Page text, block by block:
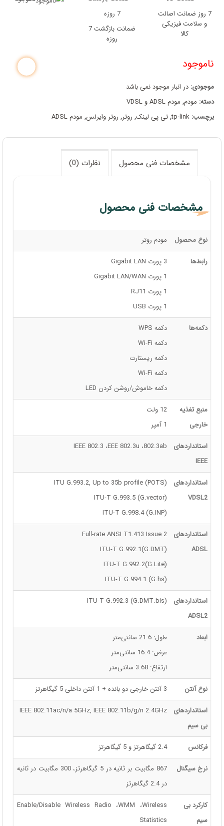
7 روز ضمانت اصالت
و سلامت فیزیکی
کالا
ضمانت بازگشت 7
روزه
ناموجود
موجودی: در انبار موجود نمی باشد
دسته: مودم, مودم ADSL و VDSL
برچسب: tp-link
,تی پی لینک, روتر, روتر وایرلس, مودم ADSL
مشخصات فنی محصول نظرات (0)
مشخصات فنی محصول
نوع محصول مودم روتر
رابط‌ها
3 پورت Gigabit LAN
1 پورت Gigabit LAN/WAN
1 پورت RJ11
1 پورت USB
دکمه‌ها
دکمه WPS
دکمه Wi-Fi
دکمه ریستارت
دکمه Wi-Fi
دکمه خاموش/روشن کردن LED
منبع تغذیه
خارجی
12 ولت
1 آمپر
استانداردهای
IEEE
IEEE 802.3 ،EEE 802.3u ،802.3ab
استانداردهای
VDSL2
ITU G.993.2, Up to 35b profile (POTS)
ITU-T G.993.5 (G.vector)
ITU-T G.998.4 (G.INP)
استانداردهای
ADSL
Full-rate ANSI T1.413 Issue 2
ITU-T G.992.1(G.DMT)
ITU-T G.992.2(G.Lite)
ITU-T G.994.1 (G.hs)
استانداردهای
ADSL2
ITU-T G.992.3 (G.DMT.bis)
ابعاد
طول: 21.6 سانتی‌متر
عرض: 16.4 سانتی‌متر
ارتفاع: 3.68 سانتی‌متر
نوع آنتن 3 آنتن خارجی دو بانده + 1 آنتن داخلی 5 گیگاهرتز
استانداردهای
بی سیم
IEEE 802.11ac/n/a 5GHz, IEEE 802.11b/g/n 2.4GHz
فرکانس 2.4 گیگاهرتز و 5 گیگاهرتز
نرخ سیگنال
867 مگابیت بر ثانیه در 5 گیگاهرتز، 300 مگابیت در ثانیه
در 2.4 گیگاهرتز
کارکرد بی
سیم
Enable/Disable Wireless Radio ،WMM ،Wireless
Statistics